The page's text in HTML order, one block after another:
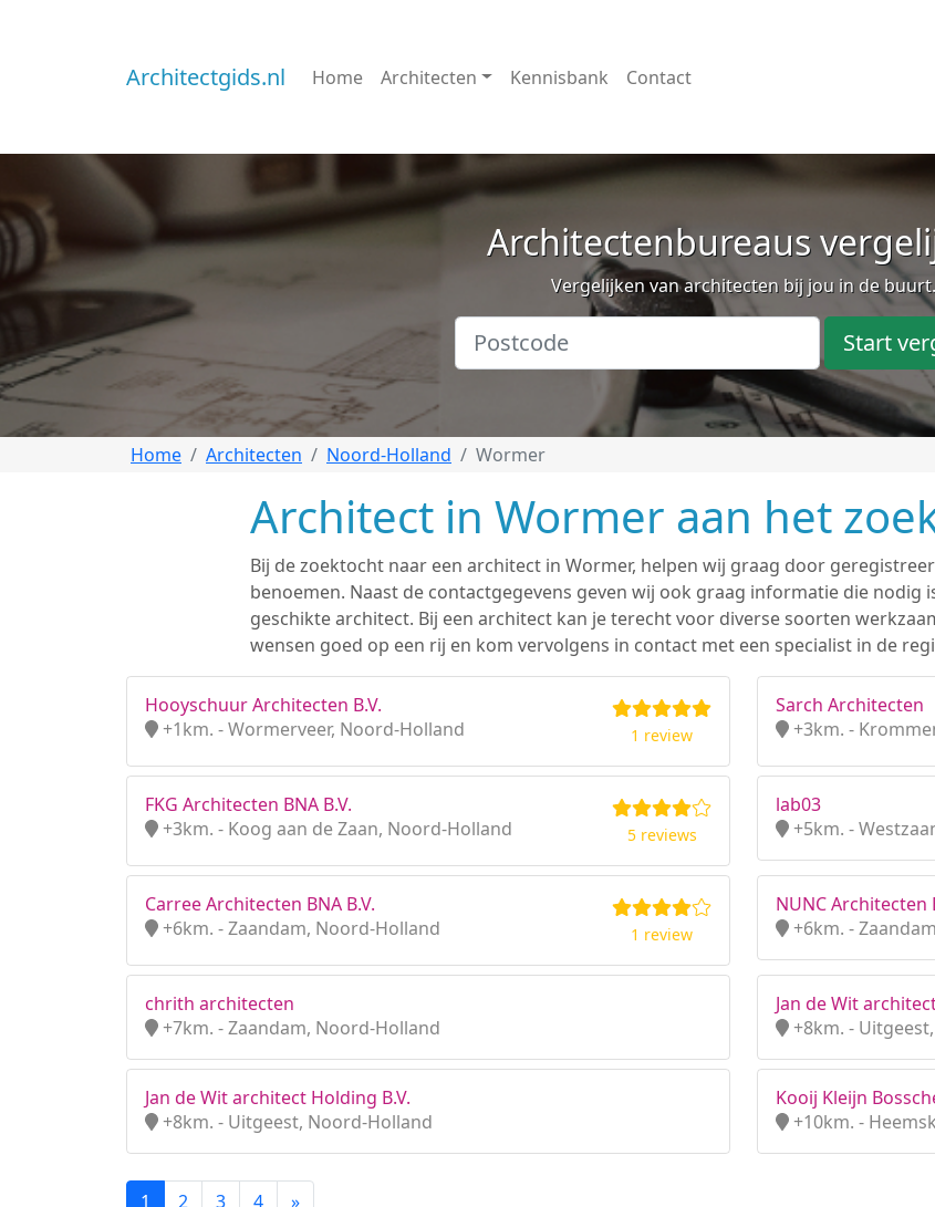
Architectgids.nl Home Architecten Kennisbank Contact
Architectenbureaus
Vergelijken van architecten bij jou in de buurt.
Start
Home Architecten Noord-Holland Wormer
Architect in Wormer aan het
Bij de zoektocht naar een architect in Wormer, helpen wij graag door
benoemen. Naast de contactgegevens geven wij ook graag informatie die nodig
geschikte architect. Bij een architect kan je terecht voor diverse soorten
wensen goed op een rij en kom vervolgens in contact met een specialist in de
Hooyschuur Architecten B.V.
+1km. - Wormerveer, Noord-Holland
1 review
Sarch Architecten
+3km. -
FKG Architecten BNA B.V.
+3km. - Koog aan de Zaan, Noord-Holland
5 reviews
lab03
+5km. -
Carree Architecten BNA B.V.
+6km. - Zaandam, Noord-Holland
1 review
NUNC Architecten
+6km. -
chrith architecten
+7km. - Zaandam, Noord-Holland
Jan de Wit
+8km. -
Jan de Wit architect Holding B.V.
+8km. - Uitgeest, Noord-Holland
Kooij Kleijn
+10km. -
1 2 3 4 »